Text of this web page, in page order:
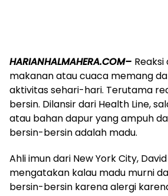
HARIANHALMAHERA.COM–
makanan atau cuaca memang
aktivitas sehari-hari. Terutama
bersin. Dilansir dari Health Line,
atau bahan dapur yang ampuh
bersin-bersin adalah madu.
Ahli imun dari New York City,
mengatakan kalau madu murni
bersin-bersin karena alergi